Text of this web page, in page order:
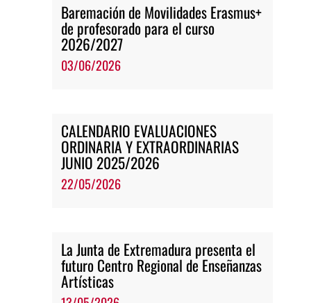
Baremación de Movilidades Erasmus+
de profesorado para el curso
2026/2027
03/06/2026
CALENDARIO EVALUACIONES
ORDINARIA Y EXTRAORDINARIAS
JUNIO 2025/2026
22/05/2026
La Junta de Extremadura presenta el
futuro Centro Regional de Enseñanzas
Artísticas